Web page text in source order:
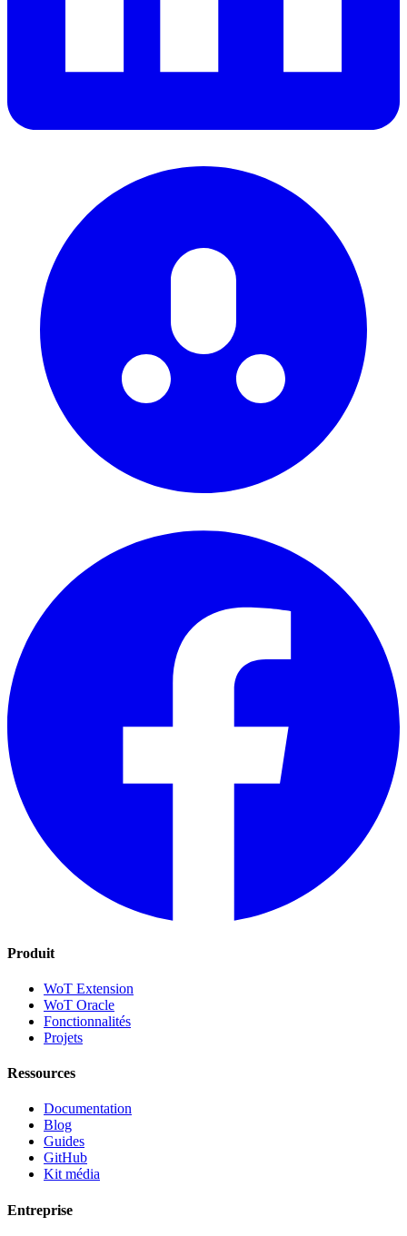
Produit
WoT Extension
WoT Oracle
Fonctionnalités
Projets
Ressources
Documentation
Blog
Guides
GitHub
Kit média
Entreprise